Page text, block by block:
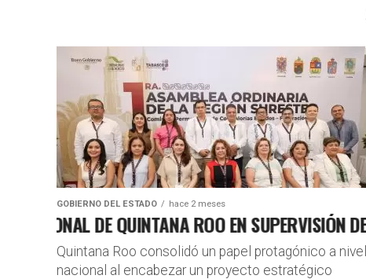
GOBIERNO DEL ESTADO hace 2 meses
DE QUINTANA ROO EN SUPERVISIÓN DE
Quintana Roo consolidó un papel protagónico a nivel
nacional al encabezar un proyecto estratégico